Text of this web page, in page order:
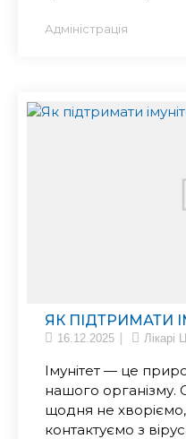
Адміністрація
ЯК ПІДТРИМАТИ
16.12.2025 Лікарі
Імунітет — це
нашого
щодня не хворіємо,
контактуємо з